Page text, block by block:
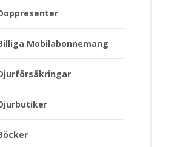
Mobilabonnemang